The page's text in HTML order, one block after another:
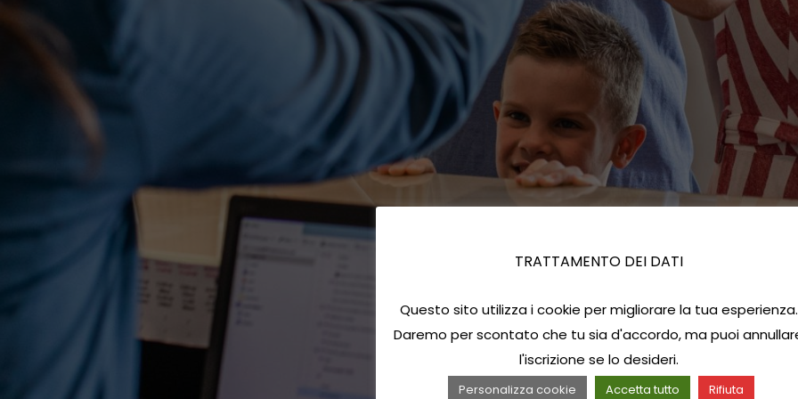
TRATTAMENTO DEI DATI
Questo sito utilizza i cookie per migliorare la tua esperienza.
Daremo per scontato che tu sia d'accordo, ma puoi
l'iscrizione se lo desideri.
Personalizza cookie Accetta tutto Rifiuta